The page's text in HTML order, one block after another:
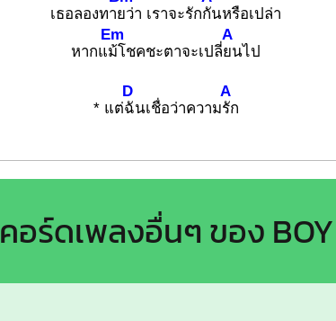
เธอลองทายว่า เราจะรักกันหรือเปล่า
หากแ
Em
ม้โชคชะตาจะเปลี่
A
ยนไป
* แต่
D
ฉันเชื่อว่าความ
A
รัก
คอร์ดเพลงอื่นๆ ของ